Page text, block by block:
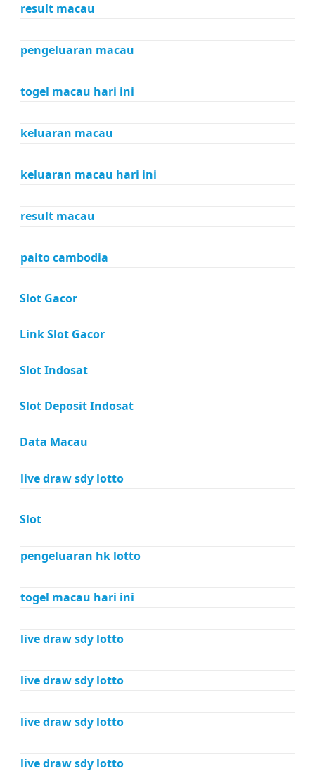
result macau
pengeluaran macau
togel macau hari ini
keluaran macau
keluaran macau hari ini
result macau
paito cambodia
Slot Gacor
Link Slot Gacor
Slot Indosat
Slot Deposit Indosat
Data Macau
live draw sdy lotto
Slot
pengeluaran hk lotto
togel macau hari ini
live draw sdy lotto
live draw sdy lotto
live draw sdy lotto
live draw sdy lotto